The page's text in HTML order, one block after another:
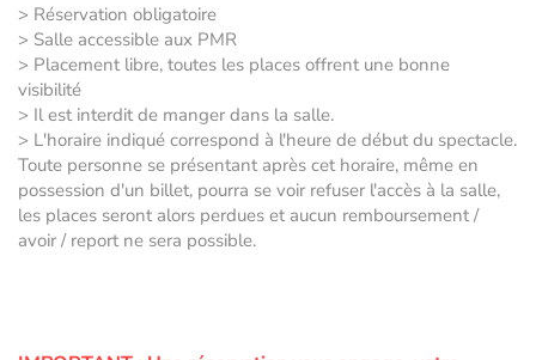
> Réservation obligatoire
> Salle accessible aux PMR
> Placement libre, toutes les places offrent une bonne
visibilité
> Il est interdit de manger dans la salle.
> L'horaire indiqué correspond à l'heure de début du spectacle.
Toute personne se présentant après cet horaire, même en
possession d'un billet, pourra se voir refuser l'accès à la salle,
les places seront alors perdues et aucun remboursement /
avoir / report ne sera possible.